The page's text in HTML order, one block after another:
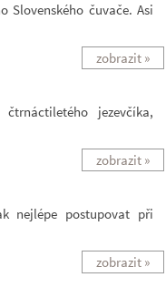
Slovenského čuvače. Asi
zobrazit »
jezevčíka,
zobrazit »
nejlépe postupovat při
zobrazit »